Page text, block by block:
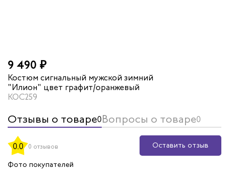
9 490 ₽
Костюм сигнальный мужской зимний
"Илион" цвет графит/оранжевый
КОС259
Отзывы о товаре0Вопросы о товаре0
0.0 0 отзывов
Оставить отзыв
Фото покупателей